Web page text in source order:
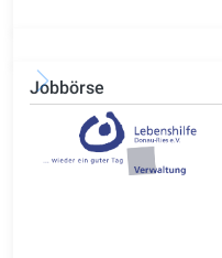
Jobbörse